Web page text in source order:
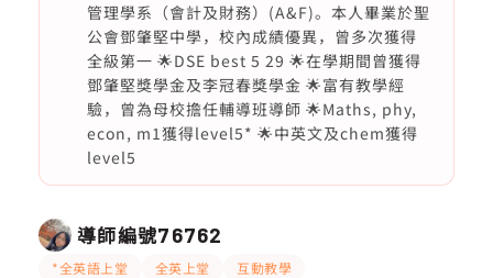
管理學系（會計及財務）(A&F)。本人畢業於聖
公會鄧肇堅中學，校內成績優異，曾多次獲得
全級第一 🌟DSE best 5 29 🌟在學期間曾獲得
鄧肇堅獎學金及李冠春獎學金 🌟富有教學經
驗，曾為母校擔任輔導班導師 🌟Maths, phy,
econ, m1獲得level5* 🌟中英文及chem獲得
level5
導師編號76762
*全英語上堂 全英上堂 互動教學